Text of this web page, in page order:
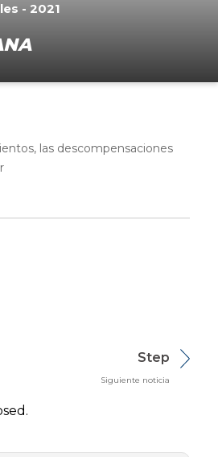
- 2021
las descompensaciones
Step
Siguiente noticia